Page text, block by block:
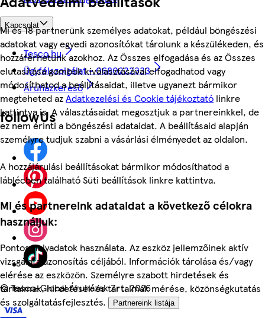
Mi és 18 partnerünk személyes adatokat, például böngészési
adatokat vagy egyedi azonosítókat tárolunk a készülékeden, és
hozzáférhetünk azokhoz. Az Összes elfogadása és az Összes
elutasítása gombok kiválasztásával elfogadhatod vagy
módosíthatod a beállításaidat, illetve ugyanezt bármikor
megteheted azAdatkezelési és Cookie tájékoztató linkre
kattintva is. A választásaidat megosztjuk a partnereinkkel, de
ez nem érinti a böngészési adataidat. A beállításaid alapján
személyre tudjuk szabni a vásárlási élményedet az oldalon.
A hozzájárulási beállításokat bármikor módosíthatod a
láblécben található Süti beállítások linkre kattintva.
Mi és partnereink adataidat a következő célokra
használjuk:
Pontos helyadatok használata. Az eszköz jellemzőinek aktív
vizsgálata azonosítás céljából. Információk tárolása és/vagy
elérése az eszközön. Személyre szabott hirdetések és
tartalmak, hirdetések és tartalmak mérése, közönségkutatás
és szolgáltatásfejlesztés.
Partnereink listája
Kapcsolat
Tesco.hu
Ügyfélszolgálat - 0680222333
Áruházkereső
followUs
©Tesco-Global Áruházak Zrt. 2026